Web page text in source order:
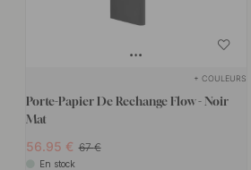
+ COULEURS
Porte-Papier De Rechange Flow - Noir
Mat
56.95 67
En stock